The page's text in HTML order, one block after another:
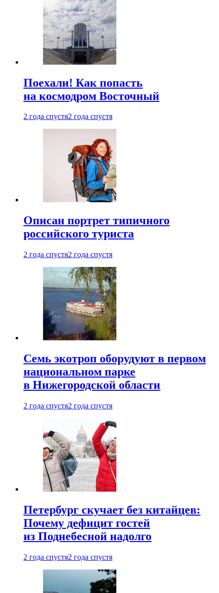
Поехали! Как попасть
на космодром Восточный
2 года спустя2 года спустя
Описан портрет типичного
российского туриста
2 года спустя2 года спустя
Семь экотроп оборудуют в первом
национальном парке
в Нижегородской области
2 года спустя2 года спустя
Петербург скучает без китайцев:
Почему дефицит гостей
из Поднебесной надолго
2 года спустя2 года спустя